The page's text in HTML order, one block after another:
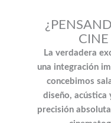
La verdadera
una integración
concebimos
diseño, acústica
precisión